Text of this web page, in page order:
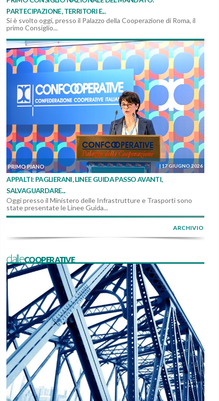
PARTECIPAZIONE, TERRITORI E...
Si è svolto oggi, presso il Palazzo della Cooperazione di Roma, il
primo Consiglio...
PRIMO PIANO | 17 GIUGNO 2026
APPALTI: PAGLIERANI, LINEE GUIDA PASSO AVANTI,
SALVAGUARDARE...
Oggi presso il Ministero delle Infrastrutture e Trasporti sono
state presentate le Linee Guida...
ARCHIVIO
dalleCOOPERATIVE